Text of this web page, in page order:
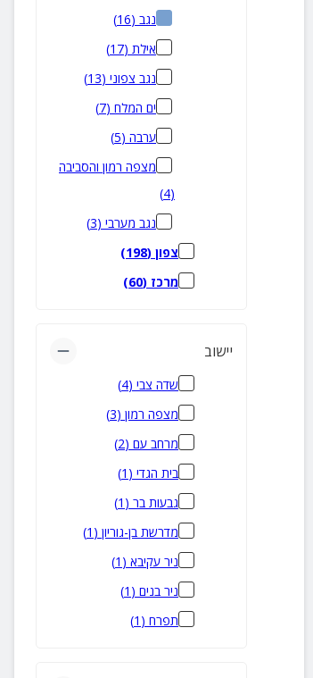
נגב (
16
)
אילת (
17
)
נגב צפוני (
13
)
ים המלח (
7
)
ערבה (
5
)
מצפה רמון והסביבה
(
4
)
נגב מערבי (
3
)
צפון (
198
)
מרכז (
60
)
יישוב
שדה צבי (
4
)
מצפה רמון (
3
)
מרחב עם (
2
)
בית הגדי (
1
)
גבעות בר (
1
)
מדרשת בן-גוריון (
1
)
ניר עקיבא (
1
)
ניר בנים (
1
)
תפרח (
1
)